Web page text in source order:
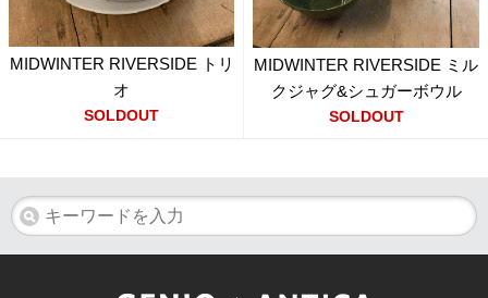
MIDWINTER RIVERSIDE トリ
オ
SOLDOUT
MIDWINTER RIVERSIDE ミル
クジャグ&シュガーボウル
SOLDOUT